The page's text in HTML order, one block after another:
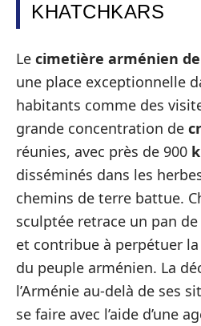
KHATCHKARS
Le cimetière arménien
une place exceptionnelle
habitants comme des
grande concentration de
réunies, avec près de 900
disséminés dans les
chemins de terre battue.
sculptée retrace un pan de
et contribue à perpétuer
du peuple arménien. La
l’Arménie au-delà de ses
se faire avec l’aide d’une